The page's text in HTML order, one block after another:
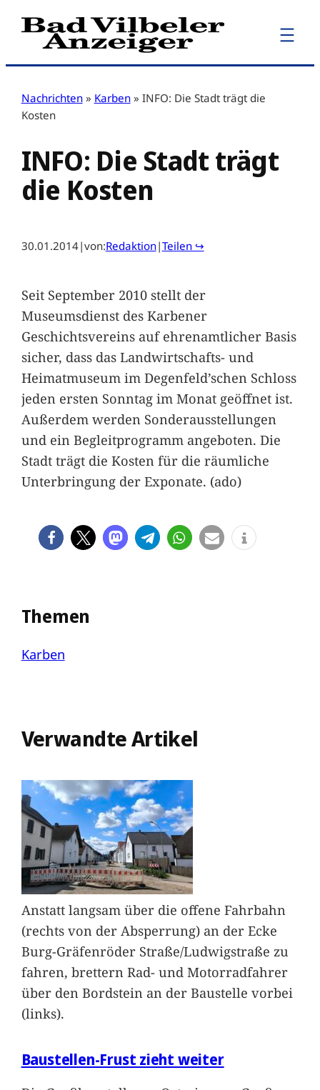
Zum
Inhalt
Nachrichten » Karben » INFO: Die Stadt trägt die
Kosten
INFO: Die Stadt trägt
die Kosten
30.01.2014|von:Redaktion|Teilen ↪
Seit September 2010 stellt der
Museumsdienst des Karbener
Geschichtsvereins auf ehrenamtlicher Basis
sicher, dass das Landwirtschafts- und
Heimatmuseum im Degenfeld’schen Schloss
jeden ersten Sonntag im Monat geöffnet ist.
Außerdem werden Sonderausstellungen
und ein Begleitprogramm angeboten. Die
Stadt trägt die Kosten für die räumliche
Unterbringung der Exponate. (ado)
Themen
Karben
Verwandte Artikel
Anstatt langsam über die offene Fahrbahn
(rechts von der Absperrung) an der Ecke
Burg-Gräfenröder Straße/Ludwigstraße zu
fahren, brettern Rad- und Motorradfahrer
über den Bordstein an der Baustelle vorbei
(links).
Baustellen-Frust zieht weiter